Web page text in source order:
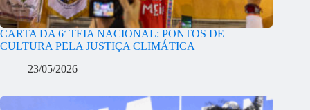
CARTA DA 6ª TEIA NACIONAL: PONTOS DE
CULTURA PELA JUSTIÇA CLIMÁTICA
23/05/2026